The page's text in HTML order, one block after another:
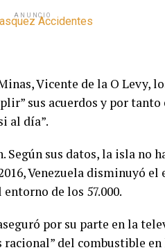
ANUNCIO
Vicente de la O Levy,
sus acuerdos y por tanto
al día”.
sus datos, la isla no
Venezuela disminuyó
de los 57.000.
por su parte en la
racional” del combustible